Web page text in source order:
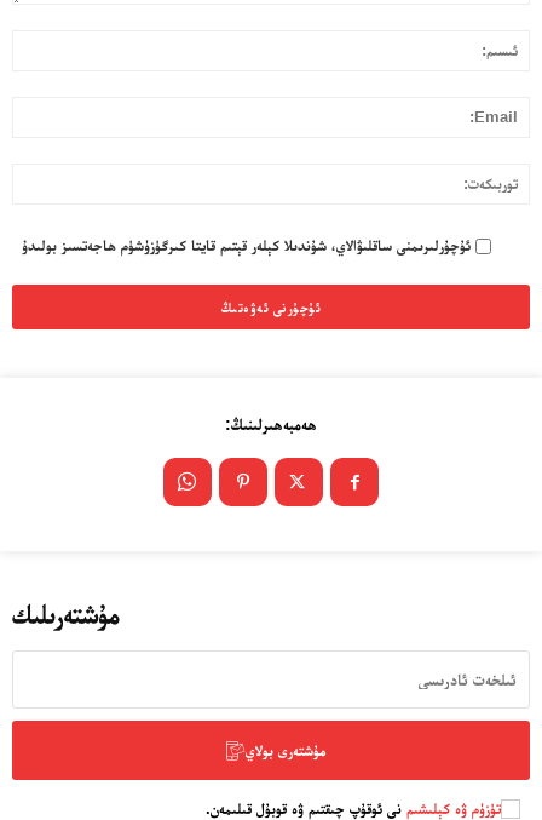
24 سائەت ئەزالىق پىلانى
ئەزا بولاي
تور بېكىتىمىز
ئۇچۇرلىرىمنى ساقلىۋالاي، شۇندىلا كېلەر قېتىم قايتا كىرگۈزۈشۈم ھاجەتسىز بولىدۇ
ھەمبەھىرلىنىڭ:
مۇشتەرىلىك
مۇشتەرى بولاي
تۈزۈم ۋە كېلىشىم نى ئوقۇپ چىقتىم ۋە قوبۇل قىلىمەن.